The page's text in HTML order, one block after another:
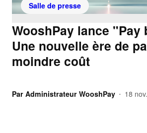
Salle de presse
WooshPay lance "Pay
Une nouvelle ère de
moindre coût
Par Administrateur WooshPay • 18 nov.